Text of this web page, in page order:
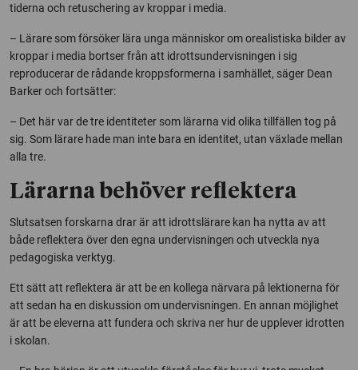
tiderna och retuschering av kroppar i media.
– Lärare som försöker lära unga människor om orealistiska bilder av
kroppar i media bortser från att idrottsundervisningen i sig
reproducerar de rådande kroppsformerna i samhället, säger Dean
Barker och fortsätter:
– Det här var de tre identiteter som lärarna vid olika tillfällen tog på
sig. Som lärare hade man inte bara en identitet, utan växlade mellan
alla tre.
Lärarna behöver reflektera
Slutsatsen forskarna drar är att idrottslärare kan ha nytta av att
både reflektera över den egna undervisningen och utveckla nya
pedagogiska verktyg.
Ett sätt att reflektera är att be en kollega närvara på lektionerna för
att sedan ha en diskussion om undervisningen. En annan möjlighet
är att be eleverna att fundera och skriva ner hur de upplever idrotten
i skolan.